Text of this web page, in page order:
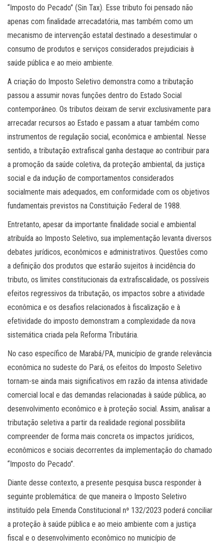
“Imposto do Pecado” (Sin Tax). Esse tributo foi pensado não
apenas com finalidade arrecadatória, mas também como um
mecanismo de intervenção estatal destinado a desestimular o
consumo de produtos e serviços considerados prejudiciais à
saúde pública e ao meio ambiente.
A criação do Imposto Seletivo demonstra como a tributação
passou a assumir novas funções dentro do Estado Social
contemporâneo. Os tributos deixam de servir exclusivamente para
arrecadar recursos ao Estado e passam a atuar também como
instrumentos de regulação social, econômica e ambiental. Nesse
sentido, a tributação extrafiscal ganha destaque ao contribuir para
a promoção da saúde coletiva, da proteção ambiental, da justiça
social e da indução de comportamentos considerados
socialmente mais adequados, em conformidade com os objetivos
fundamentais previstos na Constituição Federal de 1988.
Entretanto, apesar da importante finalidade social e ambiental
atribuída ao Imposto Seletivo, sua implementação levanta diversos
debates jurídicos, econômicos e administrativos. Questões como
a definição dos produtos que estarão sujeitos à incidência do
tributo, os limites constitucionais da extrafiscalidade, os possíveis
efeitos regressivos da tributação, os impactos sobre a atividade
econômica e os desafios relacionados à fiscalização e à
efetividade do imposto demonstram a complexidade da nova
sistemática criada pela Reforma Tributária.
No caso específico de Marabá/PA, município de grande relevância
econômica no sudeste do Pará, os efeitos do Imposto Seletivo
tornam-se ainda mais significativos em razão da intensa atividade
comercial local e das demandas relacionadas à saúde pública, ao
desenvolvimento econômico e à proteção social. Assim, analisar a
tributação seletiva a partir da realidade regional possibilita
compreender de forma mais concreta os impactos jurídicos,
econômicos e sociais decorrentes da implementação do chamado
“Imposto do Pecado”.
Diante desse contexto, a presente pesquisa busca responder à
seguinte problemática: de que maneira o Imposto Seletivo
instituído pela Emenda Constitucional nº 132/2023 poderá conciliar
a proteção à saúde pública e ao meio ambiente com a justiça
fiscal e o desenvolvimento econômico no município de